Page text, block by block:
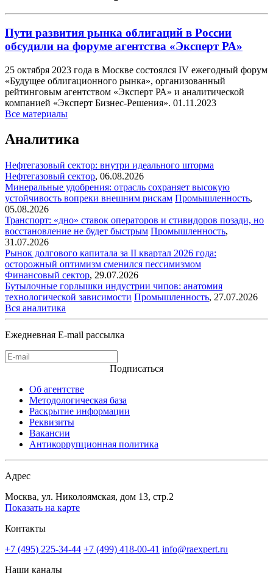
Пути развития рынка облигаций в России
обсудили на форуме агентства «Эксперт РА»
25 октября 2023 года в Москве состоялся IV ежегодный форум
«Будущее облигационного рынка», организованный
рейтинговым агентством «Эксперт РА» и аналитической
компанией «Эксперт Бизнес-Решения». 01.11.2023
Все материалы
Аналитика
Нефтегазовый сектор: внутри идеального шторма
Нефтегазовый сектор, 06.08.2026
Минеральные удобрения: отрасль сохраняет высокую
устойчивость вопреки внешним рискам Промышленность,
05.08.2026
Транспорт: «дно» ставок операторов и стивидоров позади, но
восстановление не будет быстрым Промышленность,
31.07.2026
Рынок долгового капитала за II квартал 2026 года:
осторожный оптимизм сменился пессимизмом
Финансовый сектор, 29.07.2026
Бутылочные горлышки индустрии чипов: анатомия
технологической зависимости Промышленность, 27.07.2026
Вся аналитика
Ежедневная E-mail рассылка
Подписаться
Об агентстве
Методологическая база
Раскрытие информации
Реквизиты
Вакансии
Антикоррупционная политика
Адрес
Москва, ул. Николоямская, дом 13, стр.2
Показать на карте
Контакты
+7 (495) 225-34-44 +7 (499) 418-00-41 info@raexpert.ru
Наши каналы